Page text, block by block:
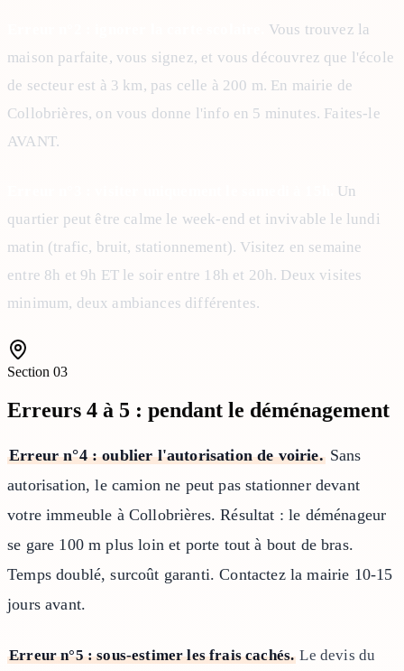
Vous trouvez la
maison parfaite, vous signez, et vous découvrez que l'école
de secteur est à 3 km, pas celle à 200 m. En mairie de
Collobrières, on vous donne l'info en 5 minutes. Faites-le
AVANT.
Un
quartier peut être calme le week-end et invivable le lundi
matin (trafic, bruit, stationnement). Visitez en semaine
entre 8h et 9h ET le soir entre 18h et 20h. Deux visites
minimum, deux ambiances différentes.
Section 03
Erreurs 4 à 5 : pendant le déménagement
Erreur n°4 : oublier l'autorisation de voirie.Sans
autorisation, le camion ne peut pas stationner devant
votre immeuble à Collobrières. Résultat : le déménageur
se gare 100 m plus loin et porte tout à bout de bras.
Temps doublé, surcoût garanti. Contactez la mairie 10-15
jours avant.
Erreur n°5 : sous-estimer les frais cachés. Le devis du